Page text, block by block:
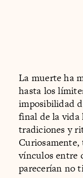
La muerte ha
hasta los
imposibilidad
final de la vida
tradiciones y
vínculos entre
parecerían no